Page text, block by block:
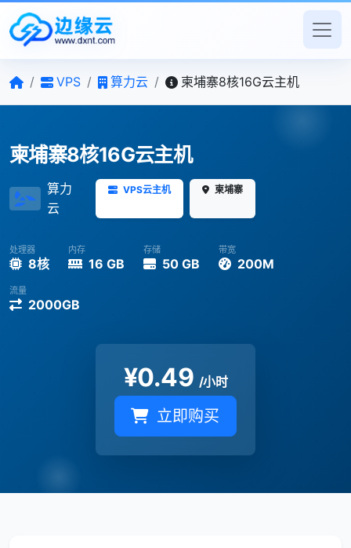
/ VPS / 算力云 / 柬埔寨8核16G云主机
柬埔寨8核16G云主机
算力
云
VPS云主机 柬埔寨
处理器
8核
内存
16 GB
存储
50 GB
带宽
200M
流量
2000GB
¥0.49 /小时
立即购买